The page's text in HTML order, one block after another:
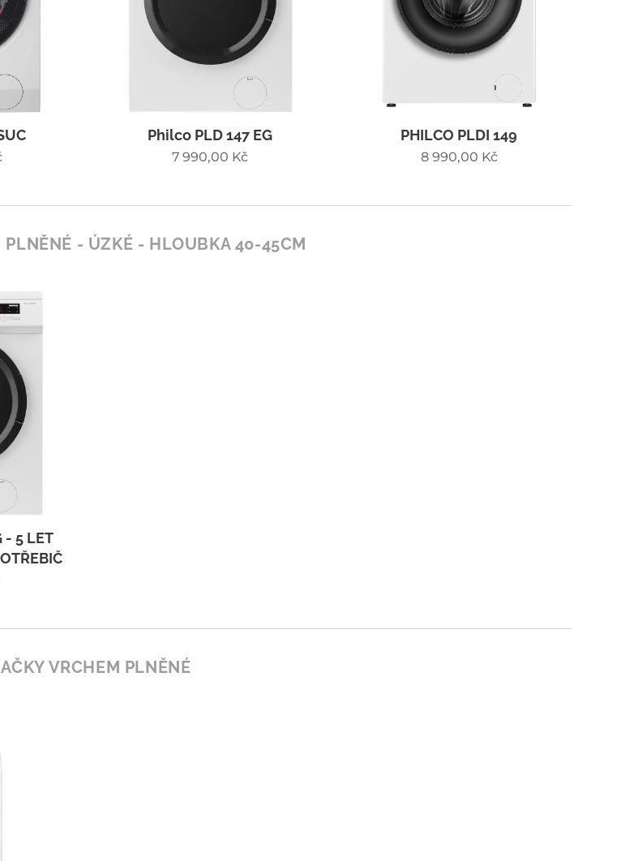
Philco PLD 147 EG
7 990,00 Kč
PHILCO PLDI 149
8 990,00 Kč
PLNĚNÉ - ÚZKÉ - HLOUBKA 40-45CM
- 5 LET
VRCHEM PLNĚNÉ